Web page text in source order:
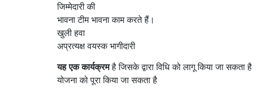
जिम्मेदारी की
भावना टीम भावना काम करते हैं।
खुली हवा
अप्रत्यक्ष वयस्क भागीदारी
यह एक कार्यक्रमहै जिसके द्वारा विधि को लागू किया जा सकता है
योजना को पूरा किया जा सकता है